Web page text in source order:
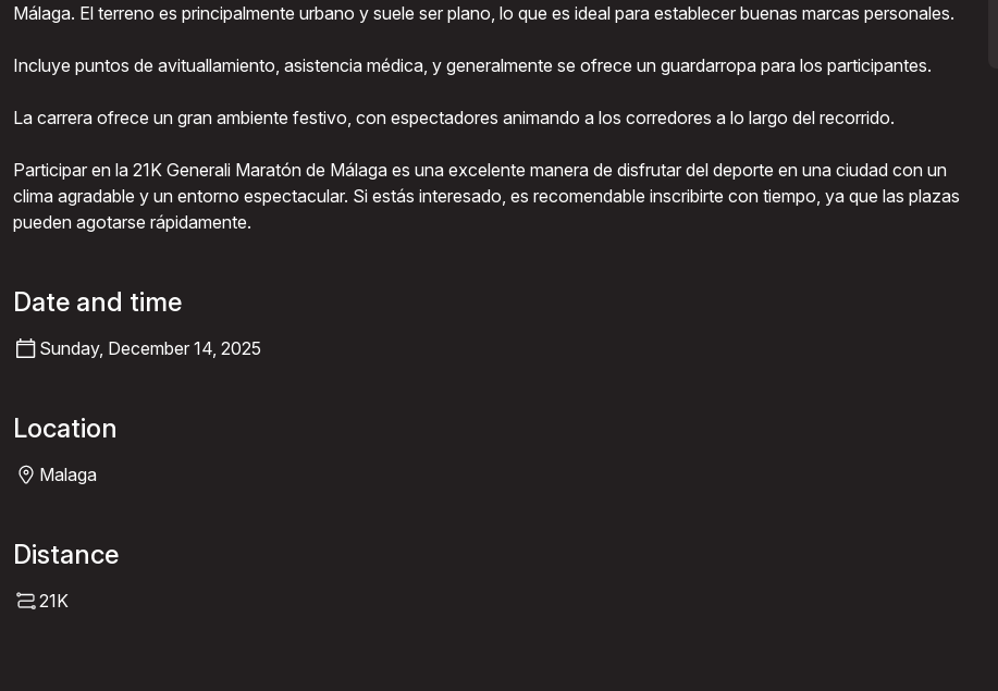
Málaga. El terreno es principalmente urbano y suele ser plano, lo que es ideal para establecer buenas marcas personales.
Incluye puntos de avituallamiento, asistencia médica, y generalmente se ofrece un guardarropa para los participantes.
La carrera ofrece un gran ambiente festivo, con espectadores animando a los corredores a lo largo del recorrido.
Participar en la 21K Generali Maratón de Málaga es una excelente manera de disfrutar del deporte en una ciudad con un
clima agradable y un entorno espectacular. Si estás interesado, es recomendable inscribirte con tiempo, ya que las plazas
pueden agotarse rápidamente.
Date and time
Sunday, December 14, 2025
Location
Malaga
Distance
21K